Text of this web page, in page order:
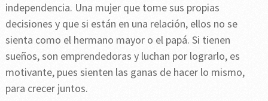
independencia. Una mujer que tome sus propias
decisiones y que si están en una relación, ellos no se
sienta como el hermano mayor o el papá. Si tienen
sueños, son emprendedoras y luchan por lograrlo, es
motivante, pues sienten las ganas de hacer lo mismo,
para crecer juntos.